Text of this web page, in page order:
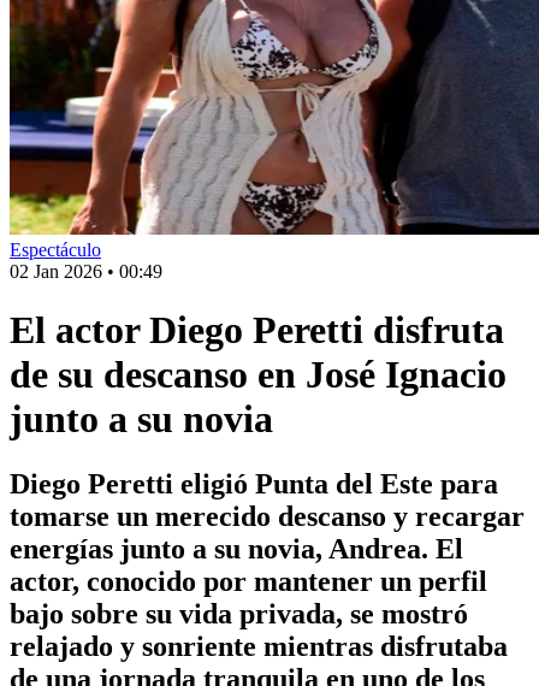
Espectáculo
02 Jan 2026 • 00:49
El actor Diego Peretti disfruta
de su descanso en José Ignacio
junto a su novia
Diego Peretti eligió Punta del Este para
tomarse un merecido descanso y recargar
energías junto a su novia, Andrea. El
actor, conocido por mantener un perfil
bajo sobre su vida privada, se mostró
relajado y sonriente mientras disfrutaba
de una jornada tranquila en uno de los